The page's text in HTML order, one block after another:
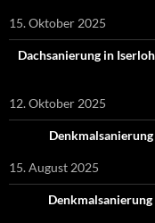
15. Oktober 2025
Dachsanierung in
12. Oktober 2025
15. August 2025